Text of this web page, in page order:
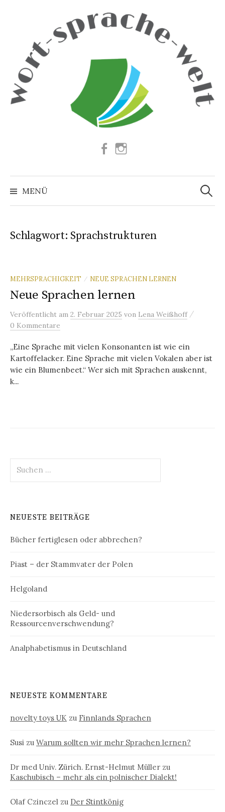
Facebook
MENÜ
Suchen
nach:
Schlagwort: Sprachstrukturen
MEHRSPRACHIGKEIT / NEUE SPRACHEN LERNEN
Neue Sprachen lernen
Veröffentlicht am 2. Februar 2025 von Lena Weißhoff /
0 Kommentare
„Eine Sprache mit vielen Konsonanten ist wie ein
Kartoffelacker. Eine Sprache mit vielen Vokalen aber ist
wie ein Blumenbeet.“ Wer sich mit Sprachen auskennt,
k...
nach:
NEUESTE BEITRÄGE
Bücher fertiglesen oder abbrechen?
Piast – der Stammvater der Polen
Helgoland
Niedersorbisch als Geld- und
Ressourcenverschwendung?
Analphabetismus in Deutschland
NEUESTE KOMMENTARE
novelty toys UK zu Finnlands Sprachen
Susi zu Warum sollten wir mehr Sprachen lernen?
Dr med Univ. Zürich. Ernst-Helmut Müller zu
Kaschubisch – mehr als ein polnischer Dialekt!
Olaf Czinczel zu Der Stintkönig